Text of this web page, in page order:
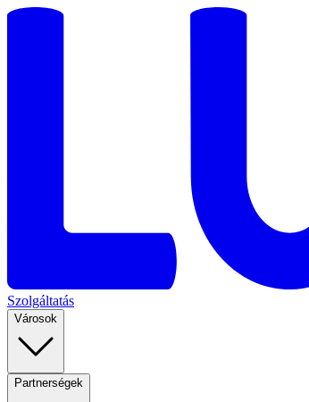
Szolgáltatás
Városok
Partnerségek